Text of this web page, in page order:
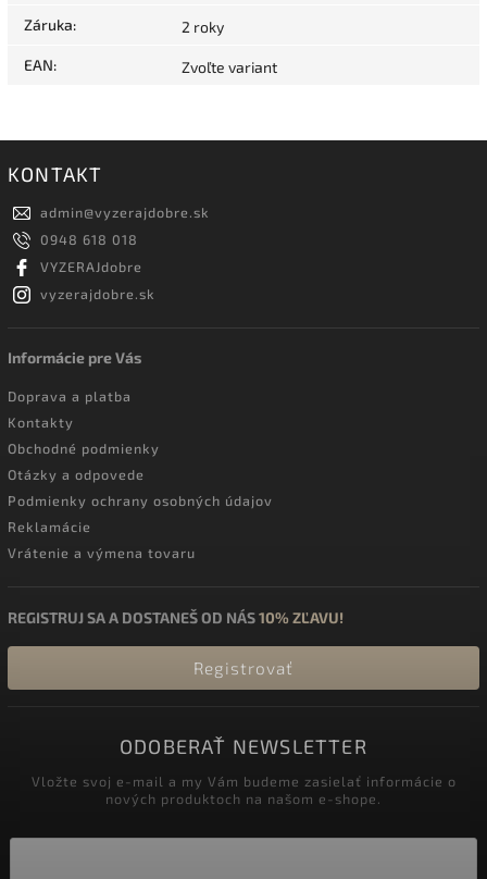
Záruka: 2 roky
EAN: Zvoľte variant
KONTAKT
admin@vyzerajdobre.sk
0948 618 018
VYZERAJdobre
vyzerajdobre.sk
Informácie pre Vás
Doprava a platba
Kontakty
Obchodné podmienky
Otázky a odpovede
Podmienky ochrany osobných údajov
Reklamácie
Vrátenie a výmena tovaru
REGISTRUJ SA A DOSTANEŠ OD NÁS10% ZĽAVU!
Registrovať
ODOBERAŤ NEWSLETTER
Vložte svoj e-mail a my Vám budeme zasielať informácie o
nových produktoch na našom e-shope.